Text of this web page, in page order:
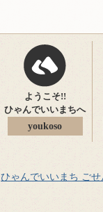
ようこそ!!
ひゃんでいいまちへ
youkoso
ひゃんでいいまち ごせ